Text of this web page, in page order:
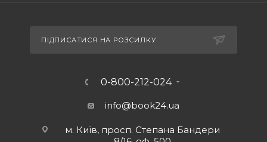
ПІДПИСАТИСЯ НА РОЗСИЛКУ
0-800-212-024
info@book24.ua
м. Київ, просп. Степана Бандери